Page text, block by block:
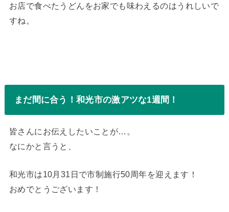
お店で食べたうどんをお家でも味わえるのはうれしいで
すね。
まだ間に合う！和光市の激アツな1週間！
皆さんにお伝えしたいことが…。
なにかと言うと、
和光市は10月31日で市制施行50周年を迎えます！
おめでとうございます！